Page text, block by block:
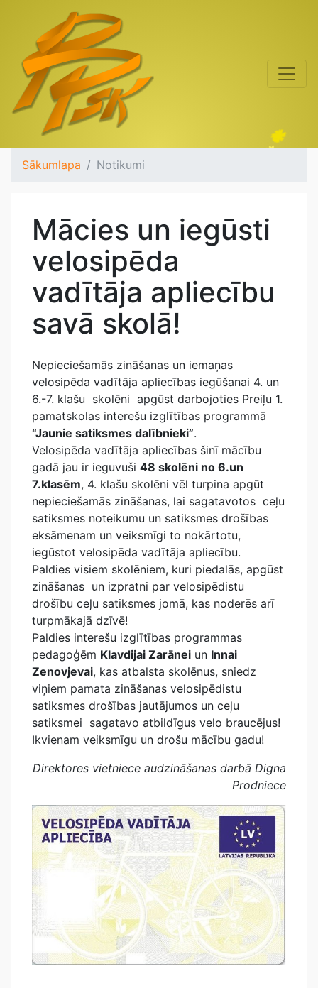
Sākumlapa Notikumi
Mācies un iegūsti
velosipēda
vadītāja apliecību
savā skolā!
Nepieciešamās zināšanas un iemaņas
velosipēda vadītāja apliecības iegūšanai 4. un
6.-7. klašu skolēni apgūst darbojoties Preiļu 1.
pamatskolas interešu izglītības programmā
“Jaunie satiksmes dalībnieki”.
Velosipēda vadītāja apliecības šinī mācību
gadā jau ir ieguvuši 48 skolēni no 6.un
7.klasēm, 4. klašu skolēni vēl turpina apgūt
nepieciešamās zināšanas, lai sagatavotos ceļu
satiksmes noteikumu un satiksmes drošības
eksāmenam un veiksmīgi to nokārtotu,
iegūstot velosipēda vadītāja apliecību.
Paldies visiem skolēniem, kuri piedalās, apgūst
zināšanas un izpratni par velosipēdistu
drošību ceļu satiksmes jomā, kas noderēs arī
turpmākajā dzīvē!
Paldies interešu izglītības programmas
pedagoģēm Klavdijai Zarānei un Innai
Zenovjevai, kas atbalsta skolēnus, sniedz
viņiem pamata zināšanas velosipēdistu
satiksmes drošības jautājumos un ceļu
satiksmei sagatavo atbildīgus velo braucējus!
Ikvienam veiksmīgu un drošu mācību gadu!
Direktores vietniece audzināšanas darbā Digna
Prodniece